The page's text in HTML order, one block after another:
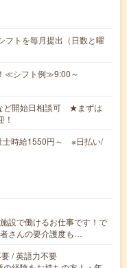
トを毎月提出（日数と曜
≪シフト例≫9:00～
ど開始日相談可 ★まずは
時給1550円～ ※日払い/
設で働けるお仕事です！で
さんの要介護度も…
/ 英語力不要